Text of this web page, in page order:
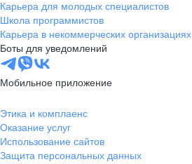
Карьера для молодых специалистов
Школа программистов
Карьера в некоммерческих организациях
Боты для уведомлений
Мобильное приложение
Этика и комплаенс
Оказание услуг
Использование сайтов
Защита персональных данных